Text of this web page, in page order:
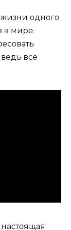
жизни одного
в мире.
всё